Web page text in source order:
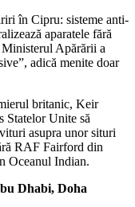
în Cipru: sisteme anti-
aparatele fără
Apărării a
adică menite doar
britanic, Keir
Statelor Unite să
asupra unor situri
RAF Fairford din
Oceanul Indian.
Dhabi, Doha